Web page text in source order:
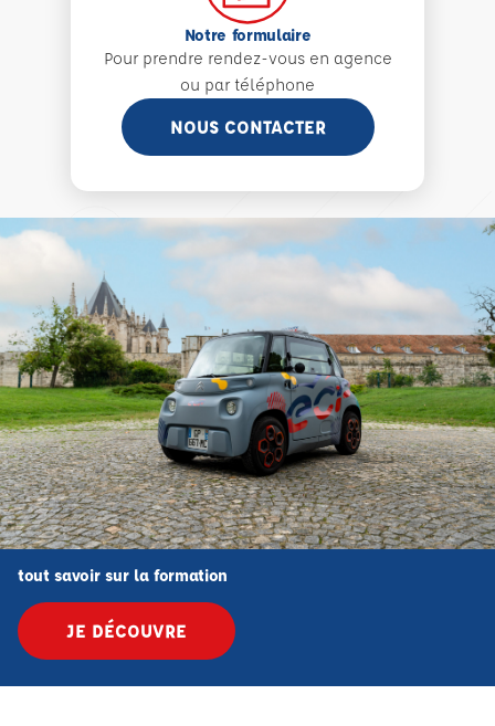
Notre formulaire
Pour prendre rendez-vous en agence
ou par téléphone
NOUS CONTACTER
tout savoir sur la formation
JE DÉCOUVRE